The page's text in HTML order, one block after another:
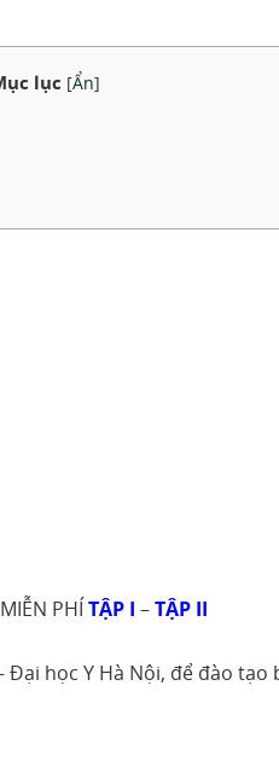
lục [Ẩn]
PHÍ TẬP I –TẬP II
học Y Hà Nội, để đào tạo